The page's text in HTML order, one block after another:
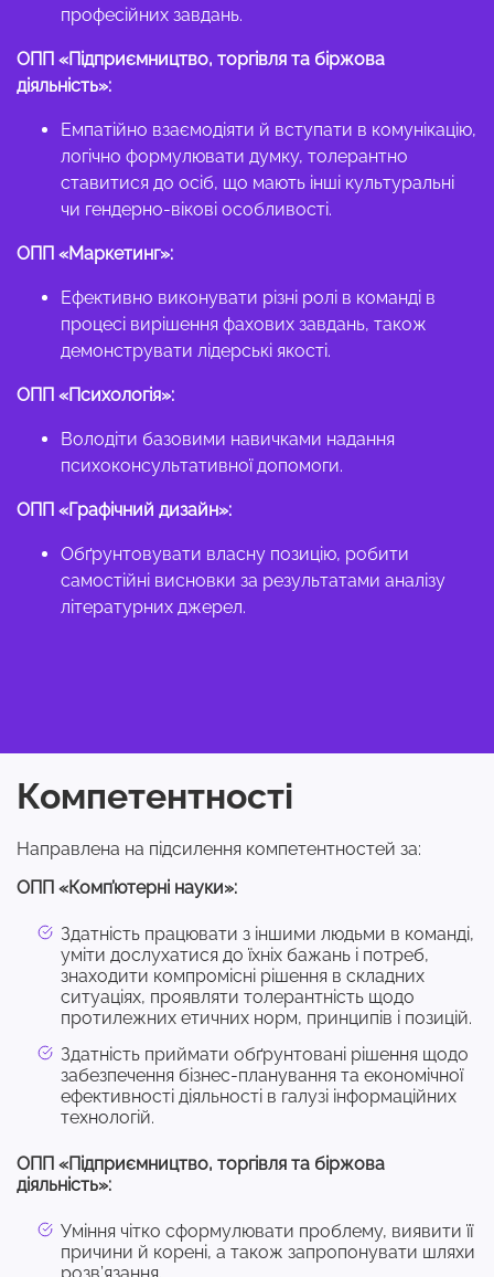
професійних завдань.
ОПП «Підприємництво, торгівля та біржова
діяльність»:
Емпатійно взаємодіяти й вступати в комунікацію,
логічно формулювати думку, толерантно
ставитися до осіб, що мають інші культуральні
чи гендерно-вікові особливості.
ОПП «Маркетинг»:
Ефективно виконувати різні ролі в команді в
процесі вирішення фахових завдань, також
демонструвати лідерські якості.
ОПП «Психологія»:
Володіти базовими навичками надання
психоконсультативної допомоги.
ОПП «Графічний дизайн»:
Обґрунтовувати власну позицію, робити
самостійні висновки за результатами аналізу
літературних джерел.
Компетентності
Направлена на підсилення компетентностей за:
ОПП «Комп’ютерні науки»:
Здатність працювати з іншими людьми в команді,
уміти дослухатися до їхніх бажань і потреб,
знаходити компромісні рішення в складних
ситуаціях, проявляти толерантність щодо
протилежних етичних норм, принципів і позицій.
Здатність приймати обґрунтовані рішення щодо
забезпечення бізнес-планування та економічної
ефективності діяльності в галузі інформаційних
технологій.
ОПП «Підприємництво, торгівля та біржова
діяльність»:
Уміння чітко сформулювати проблему, виявити її
причини й корені, а також запропонувати шляхи